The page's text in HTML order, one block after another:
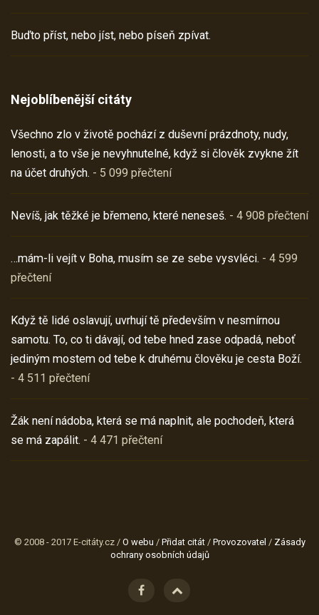
Buďto příst, nebo jíst, nebo píseň zpívat.
Nejoblíbenější citáty
Všechno zlo v životě pochází z duševní prázdnoty, nudy,
lenosti, a to vše je nevyhnutelné, když si člověk zvykne žít
na účet druhých. - 5 099 přečtení
Nevíš, jak těžké je břemeno, které neneseš. - 4 908 přečtení
…mám-li vejít v Boha, musím se ze sebe vysvléci. - 4 599
přečtení
Když tě lidé oslavují, uvrhují tě především v nesmírnou
samotu. To, co ti dávají, od tebe hned zase odpadá, neboť
jediným mostem od tebe k druhému člověku je cesta Boží.
- 4 511 přečtení
Žák není nádoba, která se má naplnit, ale pochodeň, která
se má zapálit. - 4 471 přečtení
© 2008 - 2017 E-citáty.cz / O webu / Přidat citát/ Provozovatel / Zásady
ochrany osobních údajů